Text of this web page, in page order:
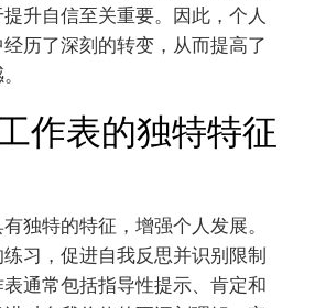
升自信至关重要。因此，个人
历了深刻的转变，从而提高了
作表的独特特征
独特的特征，增强个人发展。
习，促进自我反思并识别限制
通常包括指导性提示、肯定和